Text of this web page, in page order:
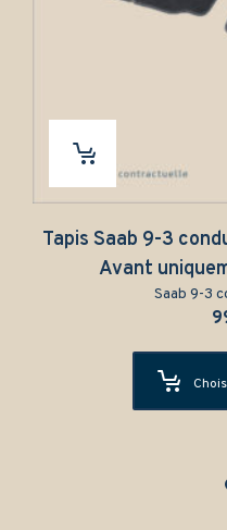
Saab 9-3 conduite
Avant uniquement –
Saab 9-3 conduite
Choisir une couleur